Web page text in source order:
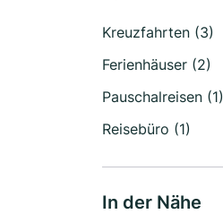
Kreuzfahrten (3)
Ferienhäuser (2)
Pauschalreisen (1)
Reisebüro (1)
In der Nähe